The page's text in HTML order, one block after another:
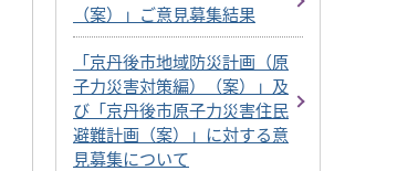
（案）」ご意見募集結果
「京丹後市地域防災計画（原
子力災害対策編）（案）」及
び「京丹後市原子力災害住民
避難計画（案）」に対する意
見募集について